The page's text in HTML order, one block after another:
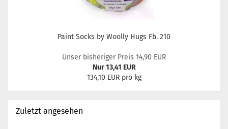
Paint Socks by Woolly Hugs Fb. 210
Unser bisheriger Preis 14,90 EUR
Nur 13,41 EUR
134,10 EUR pro kg
Zuletzt angesehen